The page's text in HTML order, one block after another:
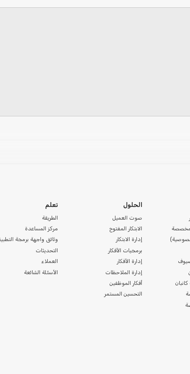
الحلول
صوت العميل
الابتكار المفتوح
إدارة الابتكار
برمجيات الأفكار
إدارة الأفكار
إدارة الملاحظات
أفكار الموظفين
التحسين المستمر
تعلم
الطريقة
مركز المساعدة
وثائق واجهة برمجة
التحديثات
العملاء
الأسئلة الشائعة